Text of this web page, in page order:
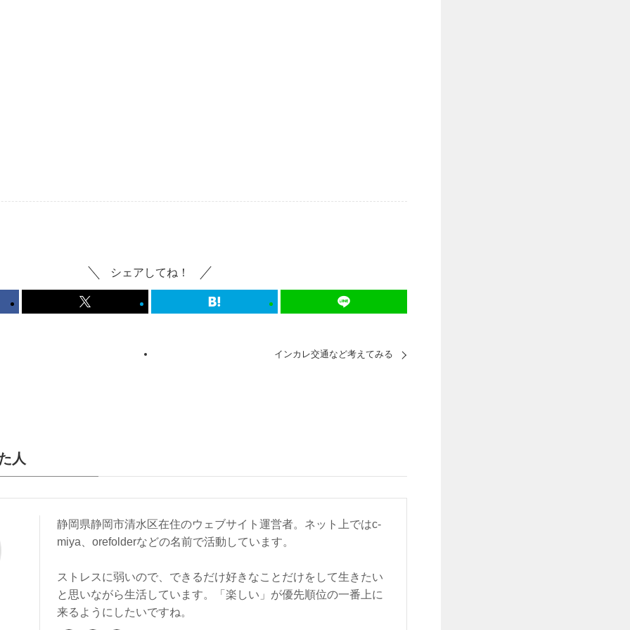
シェアしてね！
インカレ交通など考えてみる
人
静岡県静岡市清水区在住のウェブサイト運営者。ネット上ではc-
miya、orefolderなどの名前で活動しています。
ストレスに弱いので、できるだけ好きなことだけをして生きたい
と思いながら生活しています。「楽しい」が優先順位の一番上に
来るようにしたいですね。